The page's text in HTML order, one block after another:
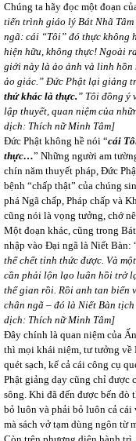
Chúng ta hãy đọc một đoạn
tiến trình giáo lý Bát Nhã
ngã: cái “Tôi” đó thực không
hiện hữu, không thực! Ngoài
giới này là ảo ảnh và linh hồn
ảo giác.” Đức Phật lại giảng
thứ khác là thực. ” Tôi đồng ý
lập thuyết, quan niệm của
dịch: Thích nữ Minh Tâm]
Đức Phật không hề nói “cái
thực…” Những người am
chín năm thuyết pháp, Đức
bệnh “chấp thật” của chúng
phá Ngã chấp, Pháp chấp và
cũng nói là vọng tưởng, chớ
Một đoạn khác, cũng trong
nhập vào Đại ngã là Niết Bàn:
thể chết tỉnh thức được. Và
cần phải lộn lạo luân hồi trở
thế gian rồi. Rồi anh tan biến
chân ngã – đó là Niết Bàn
dịch: Thích nữ Minh Tâm]
Đây chính là quan niệm của
thì mọi khái niệm, tư tưởng về
quét sạch, kể cả cái công cụ
Phật giảng dạy cũng chỉ được
sông. Khi đã đến được bến đò
bỏ luôn và phải bỏ luôn cả
mà sách vở tạm dùng ngôn từ